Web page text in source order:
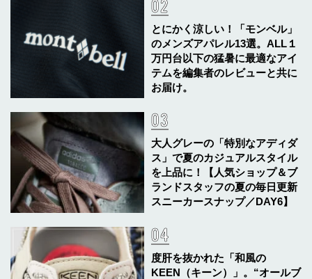
とにかく涼しい！「モンベル」
のメンズアパレル13選。ALL１
万円台以下の猛暑に最適なアイ
テムを編集者のレビューと共に
お届け。
大人グレーの「特別なアディダ
ス」で夏のカジュアルスタイル
を上品に！【人気ショップ＆ブ
ランドスタッフの夏の毎日更新
スニーカースナップ／DAY6】
度肝を抜かれた「和風の
KEEN（キーン）」。“オールブ